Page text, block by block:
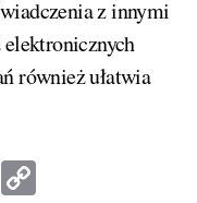
z innymi
również ułatwia
Wykop